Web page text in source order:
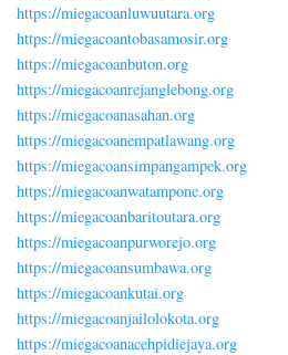
https://miegacoanluwuutara.org
https://miegacoantobasamosir.org
https://miegacoanbuton.org
https://miegacoanrejanglebong.org
https://miegacoanasahan.org
https://miegacoanempatlawang.org
https://miegacoansimpangampek.org
https://miegacoanwatampone.org
https://miegacoanbaritoutara.org
https://miegacoanpurworejo.org
https://miegacoansumbawa.org
https://miegacoankutai.org
https://miegacoanjailolokota.org
https://miegacoanacehpidiejaya.org